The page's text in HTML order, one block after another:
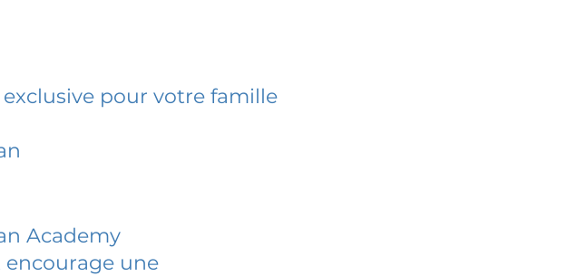
pour votre famille
Academy
encourage une